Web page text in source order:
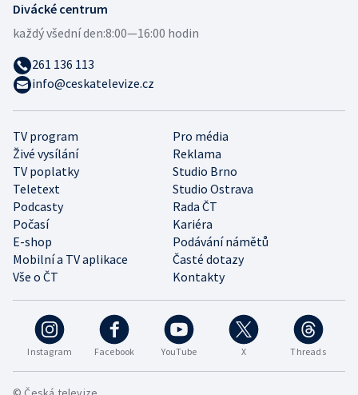
Instagram Facebook YouTube X Threads
TV program
Pro média
Živé vysílání
Reklama
TV poplatky
Studio Brno
Teletext
Studio Ostrava
Podcasty
Rada ČT
Počasí
Kariéra
E-shop
Podávání námětů
Mobilní a TV aplikace
Časté dotazy
Vše o ČT
Kontakty
Divácké centrum
každý všední den:8:00—16:00 hodin
261 136 113
info@ceskatelevize.cz